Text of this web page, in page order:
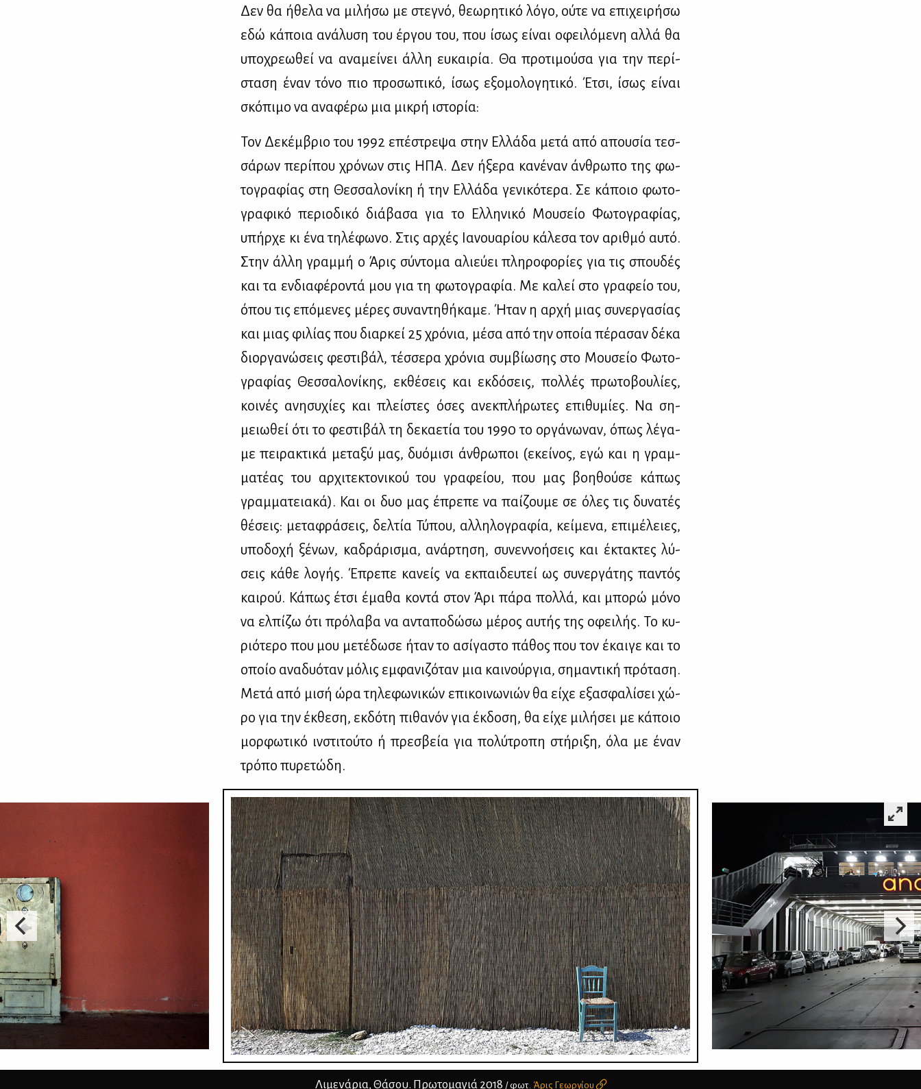
Δεν θα ήθε­λα να μι­λή­σω με στε­γνό, θε­ω­ρη­τι­κό λό­γο, ού­τε να επι­χει­ρή­σω
εδώ κά­ποια ανά­λυ­ση του έρ­γου του, που ίσως εί­ναι οφει­λό­με­νη αλ­λά θα
υπο­χρε­ω­θεί να ανα­μεί­νει άλ­λη ευ­και­ρία. Θα προ­τι­μού­σα για την πε­ρί­
στα­ση έναν τό­νο πιο προ­σω­πι­κό, ίσως εξο­μο­λο­γη­τι­κό. Έτσι, ίσως εί­ναι
σκό­πι­μο να ανα­φέ­ρω μια μι­κρή ιστο­ρία:
Τον Δε­κέμ­βριο του 1992 επέ­στρε­ψα στην Ελ­λά­δα με­τά από απου­σία τεσ­
σά­ρων πε­ρί­που χρό­νων στις ΗΠΑ. Δεν ήξε­ρα κα­νέ­ναν άν­θρω­πο της φω­
το­γρα­φί­ας στη Θεσ­σα­λο­νί­κη ή την Ελ­λά­δα γε­νι­κό­τε­ρα. Σε κά­ποιο φω­το­
γρα­φι­κό πε­ριο­δι­κό διά­βα­σα για το Ελ­λη­νι­κό Μου­σείο Φω­το­γρα­φί­ας,
υπήρ­χε κι ένα τη­λέ­φω­νο. Στις αρ­χές Ια­νουα­ρί­ου κά­λε­σα τον αριθ­μό αυ­τό.
Στην άλ­λη γραμ­μή ο Άρις σύ­ντο­μα αλιεύ­ει πλη­ρο­φο­ρί­ες για τις σπου­δές
και τα εν­δια­φέ­ρο­ντά μου για τη φω­το­γρα­φία. Με κα­λεί στο γρα­φείο του,
όπου τις επό­με­νες μέ­ρες συ­να­ντη­θή­κα­με. Ήταν η αρ­χή μιας συ­νερ­γα­σί­ας
και μιας φι­λί­ας που διαρ­κεί 25 χρό­νια, μέ­σα από την οποία πέ­ρα­σαν δέ­κα
διορ­γα­νώ­σεις φε­στι­βάλ, τέσ­σε­ρα χρό­νια συμ­βί­ω­σης στο Μου­σείο Φω­το­
γρα­φί­ας Θεσ­σα­λο­νί­κης, εκ­θέ­σεις και εκ­δό­σεις, πολ­λές πρω­το­βου­λί­ες,
κοι­νές ανη­συ­χί­ες και πλεί­στες όσες ανεκ­πλή­ρω­τες επι­θυ­μί­ες. Να ση­
μειω­θεί ότι το φε­στι­βάλ τη δε­κα­ε­τία του 1990 το ορ­γά­νω­ναν, όπως λέ­γα­
με πει­ρα­κτι­κά με­τα­ξύ μας, δυό­μι­σι άν­θρω­ποι (εκεί­νος, εγώ και η γραμ­
μα­τέ­ας του αρ­χι­τε­κτο­νι­κού του γρα­φεί­ου, που μας βοη­θού­σε κά­πως
γραμ­μα­τεια­κά). Και οι δυο μας έπρε­πε να παί­ζου­με σε όλες τις δυ­να­τές
θέ­σεις: με­τα­φρά­σεις, δελ­τία Τύ­που, αλ­λη­λο­γρα­φία, κεί­με­να, επι­μέ­λειες,
υπο­δο­χή ξέ­νων, κα­δρά­ρι­σμα, ανάρ­τη­ση, συ­νεν­νο­ή­σεις και έκτα­κτες λύ­
σεις κά­θε λο­γής. Έπρε­πε κα­νείς να εκ­παι­δευ­τεί ως συ­νερ­γά­της πα­ντός
και­ρού. Κά­πως έτσι έμα­θα κο­ντά στον Άρι πά­ρα πολ­λά, και μπο­ρώ μό­νο
να ελ­πί­ζω ότι πρό­λα­βα να αντα­πο­δώ­σω μέ­ρος αυ­τής της οφει­λής. Το κυ­
ριό­τε­ρο που μου με­τέ­δω­σε ήταν το ασί­γα­στο πά­θος που τον έκαι­γε και το
οποίο ανα­δυό­ταν μό­λις εμ­φα­νι­ζό­ταν μια και­νούρ­για, ση­μα­ντι­κή πρό­τα­ση.
Με­τά από μι­σή ώρα τη­λε­φω­νι­κών επι­κοι­νω­νιών θα εί­χε εξα­σφα­λί­σει χώ­
ρο για την έκ­θε­ση, εκ­δό­τη πι­θα­νόν για έκ­δο­ση, θα εί­χε μι­λή­σει με κά­ποιο
μορ­φω­τι­κό ιν­στι­τού­το ή πρε­σβεία για πο­λύ­τρο­πη στή­ρι­ξη, όλα με έναν
τρό­πο πυ­ρε­τώ­δη.
Λιμενάρια, Θάσου. Πρωτομαγιά 2018 / φωτ. Άρις Γεωργίου